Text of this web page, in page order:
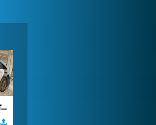
Mercedes CLA Differences